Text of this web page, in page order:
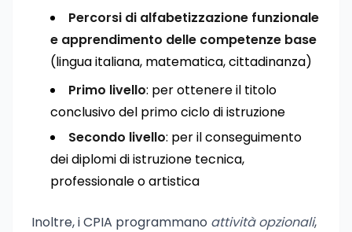
Percorsi di alfabetizzazione funzionale
e apprendimento delle competenze base
(lingua italiana, matematica, cittadinanza)
Primo livello: per ottenere il titolo
conclusivo del primo ciclo di istruzione
Secondo livello: per il conseguimento
dei diplomi di istruzione tecnica,
professionale o artistica
Inoltre, i CPIA programmano attività opzionali,